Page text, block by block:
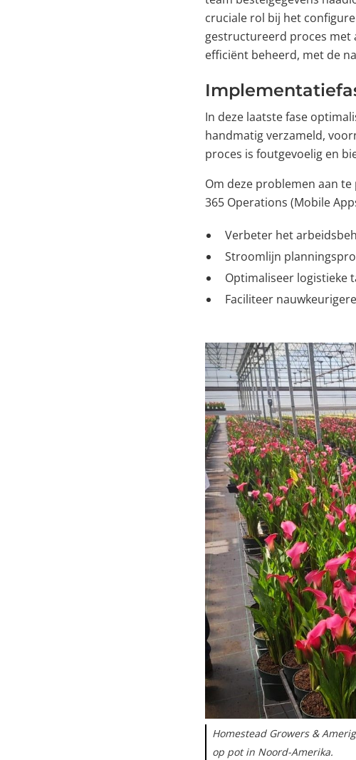
cruciale rol bij het
gestructureerd proces met
efficiënt beheerd, met de
In deze laatste fase
handmatig verzameld,
proces is foutgevoelig en
Om deze problemen aan
365 Operations (Mobile
Verbeter het
Stroomlijn
Optimaliseer logistieke
Faciliteer
Homestead Growers &
op pot in Noord-Amerika.